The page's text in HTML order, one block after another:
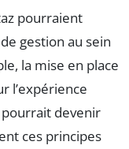
pourraient
gestion au sein
la mise en place
l’expérience
devenir
ces principes